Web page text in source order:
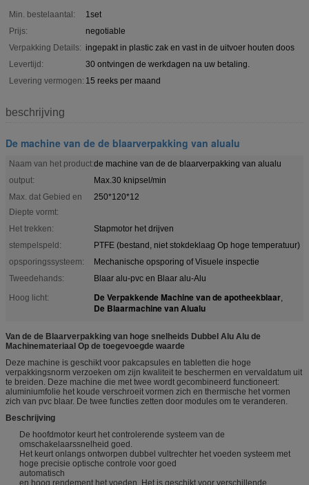
Min. bestelaantal:
1set
Prijs:
negotiable
Verpakking Details: ingepakt in plastic zak en vast in de uitvoer houten doos
Levertijd:
30 ontvingen de werkdagen na uw betaling.
Levering vermogen: 15 reeks per maand
beschrijving
De machine van de de blaarverpakking van alualu
Naam van het product:de machine van de de blaarverpakking van alualu
output:
Max.30 knipsel/min
Max. dat Gebied en
Diepte vormt:
250*120*12
Het trekken:
Stapmotor het drijven
stempelspeld:
PTFE (bestand, niet stokdeklaag Op hoge temperatuur)
opsporingssysteem:
Mechanische opsporing of Visuele inspectie
Tweedehands:
Blaar alu-pvc en Blaar alu-Alu
Hoog licht:
De Verpakkende Machine van de apotheekblaar,
De Blaarmachine van Alualu
Van de de Blaarverpakking van hoge snelheids Dubbel Alu Alu de
Machinemateriaal Op de toegevoegde waarde
Deze machine is geschikt voor pakcapsules en tabletten die hoge
verpakkingsnorm verzoeken om zijn kwaliteit te beschermen en vervaldatum uit
te breiden. Deze machine die met twee wordt gecombineerd functioneert:
aluminiumfolie het koude verschroeit vormen zich en thermische het vormen
zich van pvc blaar. De twee functies zetten door modules om te veranderen.
Beschrijving
De hoofdmotor keurt het controlerende systeem van de
omschakelaarssnelheid goed.
Het keurt onlangs ontworpen dubbel vultrechter het voeden systeem met
hoge precisie optische controle voor goed
automatisch
en hoog rendement het voeden. Het is geschikt voor verschillende